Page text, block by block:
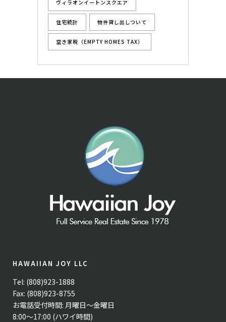
ヴィラオンイートンスクエア
住宅統計 物件貸し出しついて
空き家税（EMPTY HOMES TAX）
HAWAIIAN JOY LLC
Tel: (808)923-1888
Fax: (808)923-8755
お電話受付時間: 月曜日〜金曜日
8:00〜17:00 (ハワイ時間)